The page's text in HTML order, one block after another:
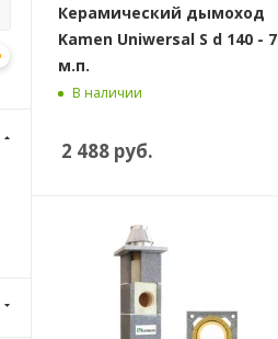
Керамический дымоход
Kamen Uniwersal S d 140 - 7
м.п.
В наличии
2 488 руб.